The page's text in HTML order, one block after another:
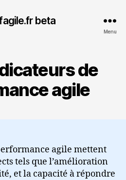
beta
Menu
de
agile
agile mettent
tels que l’amélioration
et la capacité à répondre